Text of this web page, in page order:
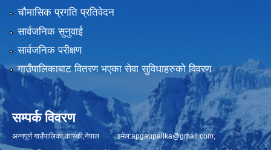
चौमासिक प्रगति प्रतिवेदन
सार्वजनिक सुनुवाई
सार्वजनिक परीक्षण
गाउँपालिकाबाट वितरण भएका सेवा सुविधाहरुको विवरण
सम्पर्क विवरण
अन्नपूर्ण गाउँपालिका,कास्की,नेपाल इमेल:apgaupalika@gmail.com,